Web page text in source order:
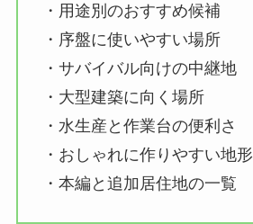
・用途別のおすすめ候補
・序盤に使いやすい場所
・サバイバル向けの中継地
・大型建築に向く場所
・水生産と作業台の便利さ
・おしゃれに作りやすい地形
・本編と追加居住地の一覧